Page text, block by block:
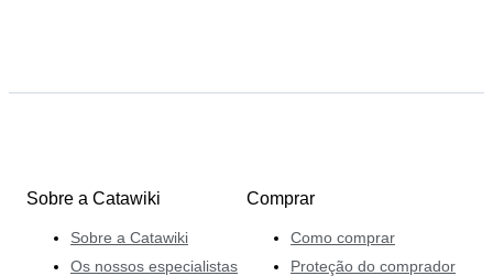
Sobre a Catawiki
Sobre a Catawiki
Os nossos especialistas
Comprar
Como comprar
Proteção do comprador